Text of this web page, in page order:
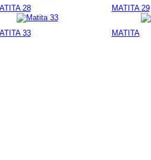
28 MATITA 29
33 MATITA